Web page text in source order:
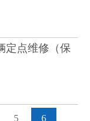
定点维修（保
5 6